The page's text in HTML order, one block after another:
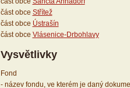
část obce Střítež
část obce Ústrašín
část obce Vlásenice-Drbohlavy
Vysvětlivky
Fond
- název fondu, ve kterém je daný